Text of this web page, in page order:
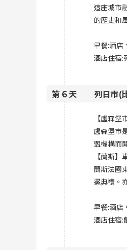
這座城市
的歷史和
早餐:酒店
酒店住宿:
第 6 天 列日市(
【盧森
盧森堡市
盟機構而
【蘭斯
蘭斯法國
冕典禮。
早餐:酒店
酒店住宿: